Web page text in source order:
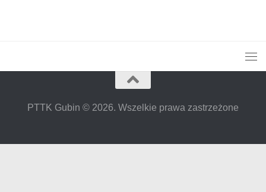
PTTK Gubin © 2026. Wszelkie prawa zastrzeżone